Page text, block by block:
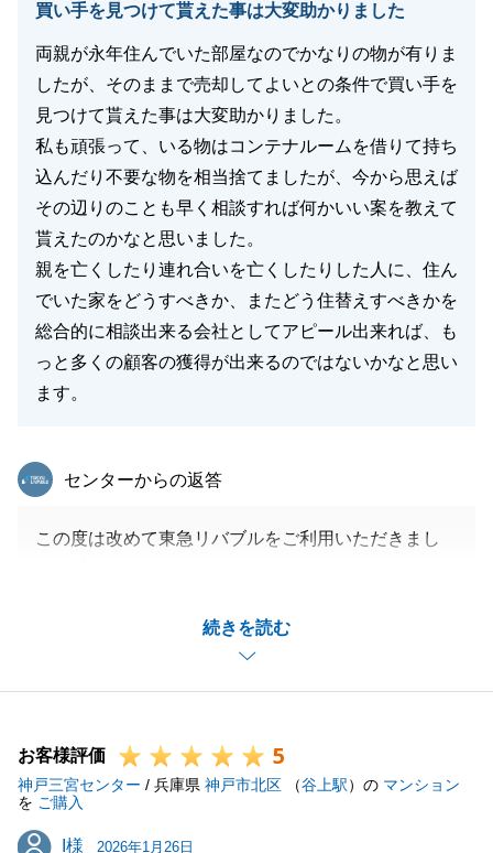
閉じる
買い手を見つけて貰えた事は大変助かりました
両親が永年住んでいた部屋なのでかなりの物が有りま
したが、そのままで売却してよいとの条件で買い手を
見つけて貰えた事は大変助かりました。
私も頑張って、いる物はコンテナルームを借りて持ち
込んだり不要な物を相当捨てましたが、今から思えば
その辺りのことも早く相談すれば何かいい案を教えて
貰えたのかなと思いました。
親を亡くしたり連れ合いを亡くしたりした人に、住ん
でいた家をどうすべきか、またどう住替えすべきかを
総合的に相談出来る会社としてアピール出来れば、も
っと多くの顧客の獲得が出来るのではないかなと思い
ます。
続きを読む
東急リバブル
センターからの返答
この度は改めて東急リバブルをご利用いただきまし
各種手続きがスムーズに済んだのはU様のご協力があ
またお困りごと等あればいつでもご連絡くださいま
お客様評価 5
神戸三宮センター / 兵庫県 神戸市北区 （谷上駅）の マンション
を ご購入
I様
I様 2026年1月26日